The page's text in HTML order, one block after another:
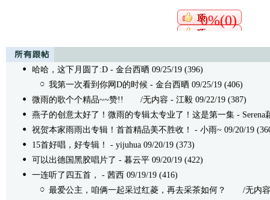
0%(0)
哈哈，这下月圆了:D - 金台西晒 09/25/19 (396)
我第一次看到你网D的时候 - 金台西晒 09/25/19 (406)
微雨的歌个个精品~~赞!!
/无内容 - 江毅 09/22/19 (387)
燕子的创意太好了！微雨的专辑太专业了！这是第一集 - Serena
祝贺本家雨雨出专辑！首首精品美不胜收！
- 小雨~ 09/20/19
15首好唱，好专辑！
- yijuhua 09/20/19 (373)
可以出德国黑胶唱片了 - 暮云平 09/20/19 (422)
一连听了四五首，
- 茜西 09/19/19 (416)
最爱公主，咱俩一起采过红菱，再去采茶如何？
/无内容 -